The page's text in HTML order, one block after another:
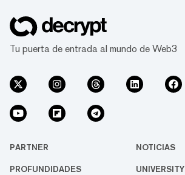
Tu puerta de entrada al mundo de Web3
PARTNER NOTICIAS
PROFUNDIDADES UNIVERSITY